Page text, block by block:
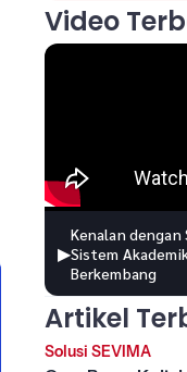
Video
▶
Kenalan
Sistem
Berkembang
Artikel
Solusi SEVIMA